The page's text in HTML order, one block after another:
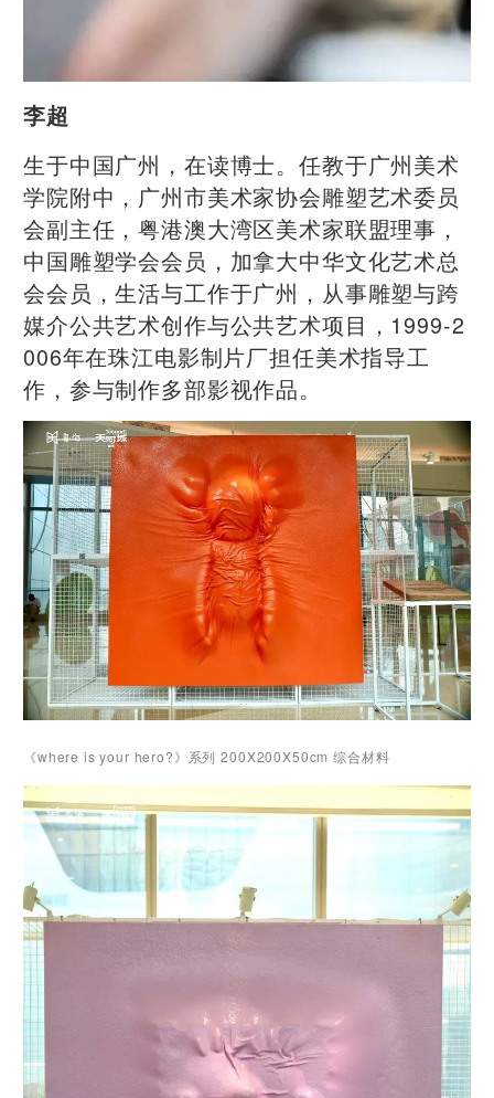
李超
生于中国广州，在读博士。任教于广州美术
学院附中，广州市美术家协会雕塑艺术委员
会副主任，粤港澳大湾区美术家联盟理事，
中国雕塑学会会员，加拿大中华文化艺术总
会会员，生活与工作于广州，从事雕塑与跨
媒介公共艺术创作与公共艺术项目，1999-2
006年在珠江电影制片厂担任美术指导工
作，参与制作多部影视作品。
《where is your hero?》系列 200X200X50cm 综合材料